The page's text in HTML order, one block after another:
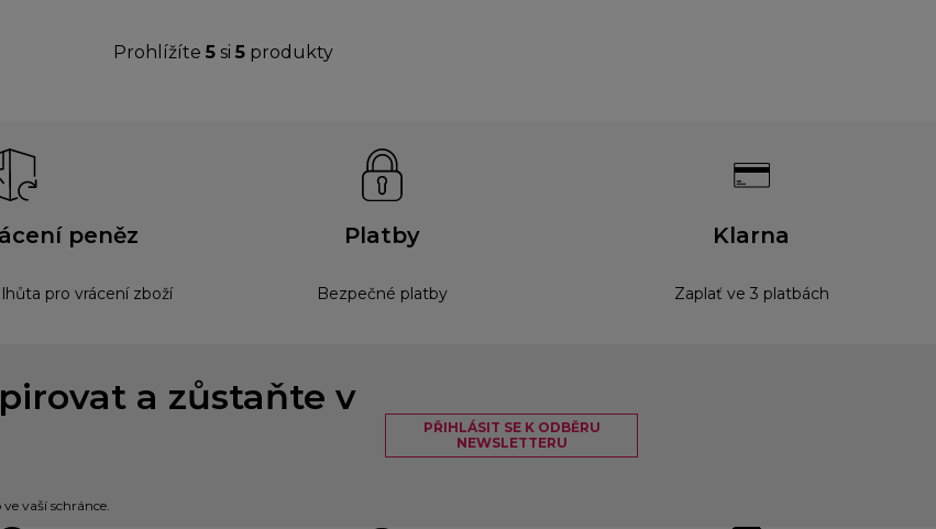
Prohlížíte 5 si 5 produkty
peněz
pro vrácení zboží
Platby
Bezpečné platby
Klarna
Zaplať ve 3 platbách
a zůstaňte v
vaší schránce.
PŘIHLÁSIT SE K ODBĚRU
NEWSLETTERU